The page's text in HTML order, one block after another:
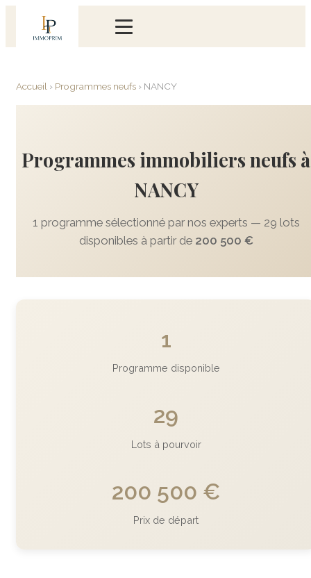
Accueil › Programmes neufs › NANCY
Programmes immobiliers neufs à
NANCY
1 programme sélectionné par nos experts — 29 lots
disponibles à partir de 200 500 €
1
Programme disponible
29
Lots à pourvoir
200 500 €
Prix de départ